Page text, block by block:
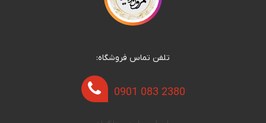
تلفن تماس فروشگاه:
0901 083 2380